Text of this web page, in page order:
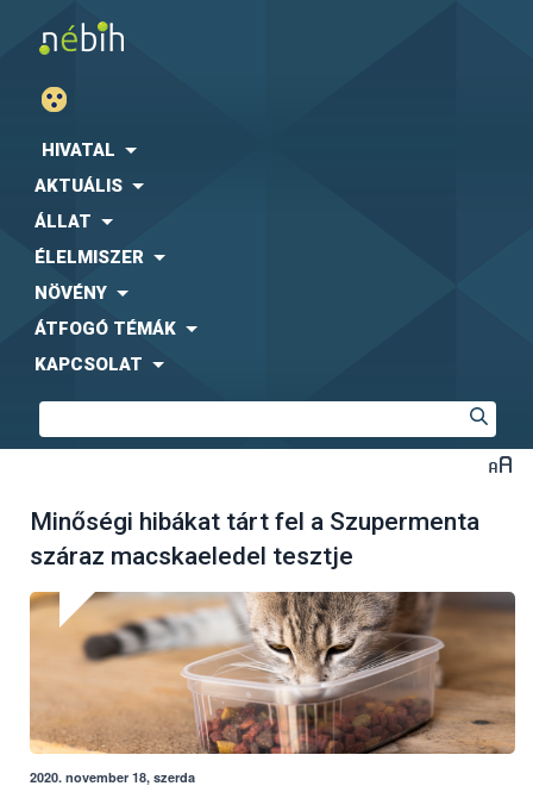
HIVATAL
AKTUÁLIS
ÁLLAT
ÉLELMISZER
NÖVÉNY
ÁTFOGÓ TÉMÁK
KAPCSOLAT
Minőségi hibákat tárt fel a Szupermenta
száraz macskaeledel tesztje
2020. november 18, szerda